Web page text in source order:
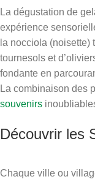
La dégustation de
expérience
la nocciola (noisette)
tournesols et
fondante en
La combinaison des
souvenirs
Découvrir les
Chaque ville ou